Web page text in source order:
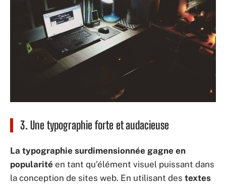
3. Une typographie forte et audacieuse
La typographie surdimensionnée gagne en
popularité en tant qu’élément visuel puissant dans
la conception de sites web. En utilisant des textes